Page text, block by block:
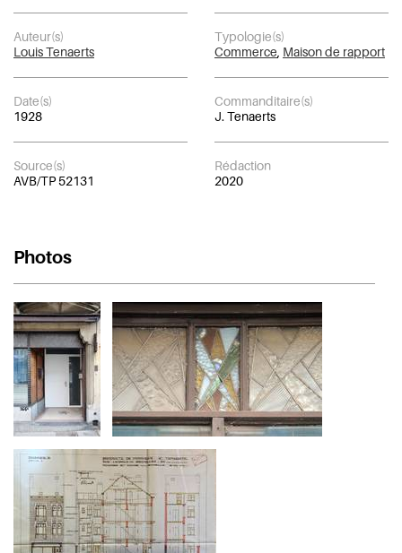
Auteur(s)
Louis Tenaerts
Typologie(s)
Commerce Maison de rapport
Date(s)
1928
Commanditaire(s)
J. Tenaerts
Source(s)
AVB/TP 52131
Rédaction
2020
Photos